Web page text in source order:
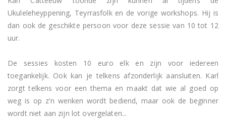
Ukuleleheyppening, Teyrrasfolk en de vorige workshops. Hij is
dan ook de geschikte persoon voor deze sessie van 10 tot 12
uur.
De sessies kosten 10 euro elk en zijn voor iedereen
toegankelijk. Ook kan je telkens afzonderlijk aansluiten. Karl
zorgt telkens voor een thema en maakt dat wie al goed op
weg is op z'n wenken wordt bediend, maar ook de beginner
wordt niet aan zijn lot overgelaten...